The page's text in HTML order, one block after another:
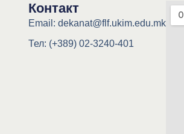
Контакт
Email: dekanat@flf.ukim.edu.mk
Тел: (+389) 02-3240-401